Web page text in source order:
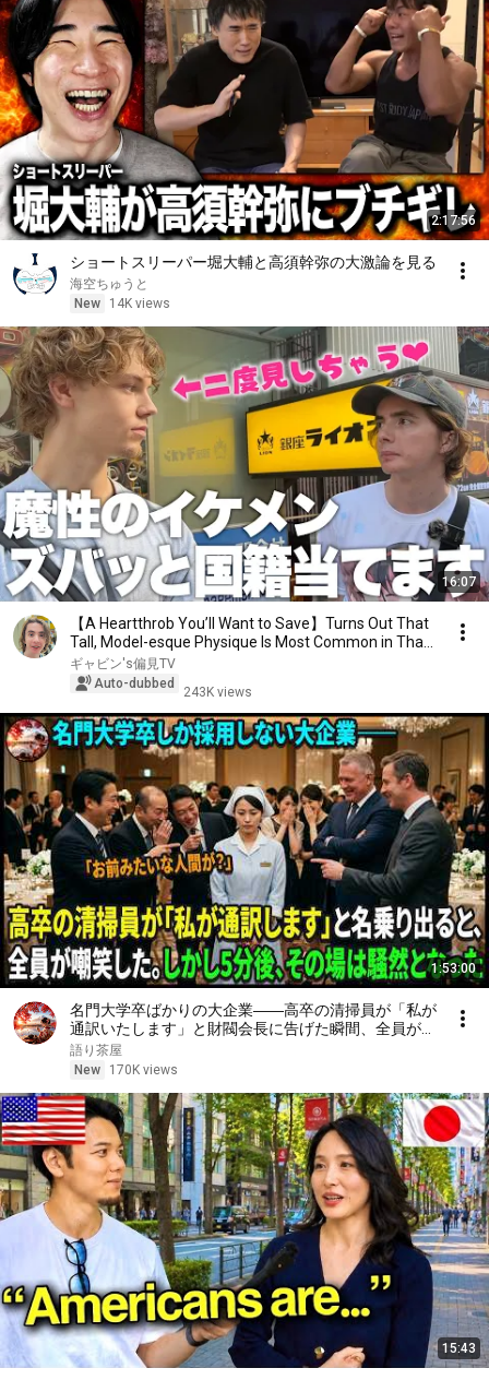
2:17:56
ショートスリーパー堀大輔と高須幹弥の大激論を見る
海空ちゅうと
New
14K views
16:07
【A Heartthrob You’ll Want to Save】Turns Out That
Tall, Model-esque Physique Is Most Common in Tha...
ギャビン's偏見TV
Auto-dubbed
243K views
1:53:00
名門大学卒ばかりの大企業――高卒の清掃員が「私が
通訳いたします」と財閥会長に告げた瞬間、全員が嘲
笑した。しかし5分後、その場は静まり返った。#動
エピソード#老後の物語 #家族の物語
語り茶屋
New
170K views
15:43